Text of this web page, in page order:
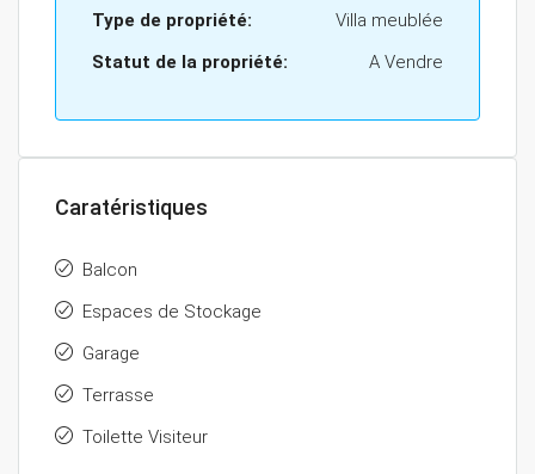
Type de propriété:
Villa meublée
Statut de la propriété:
A Vendre
Caratéristiques
Balcon
Espaces de Stockage
Garage
Terrasse
Toilette Visiteur